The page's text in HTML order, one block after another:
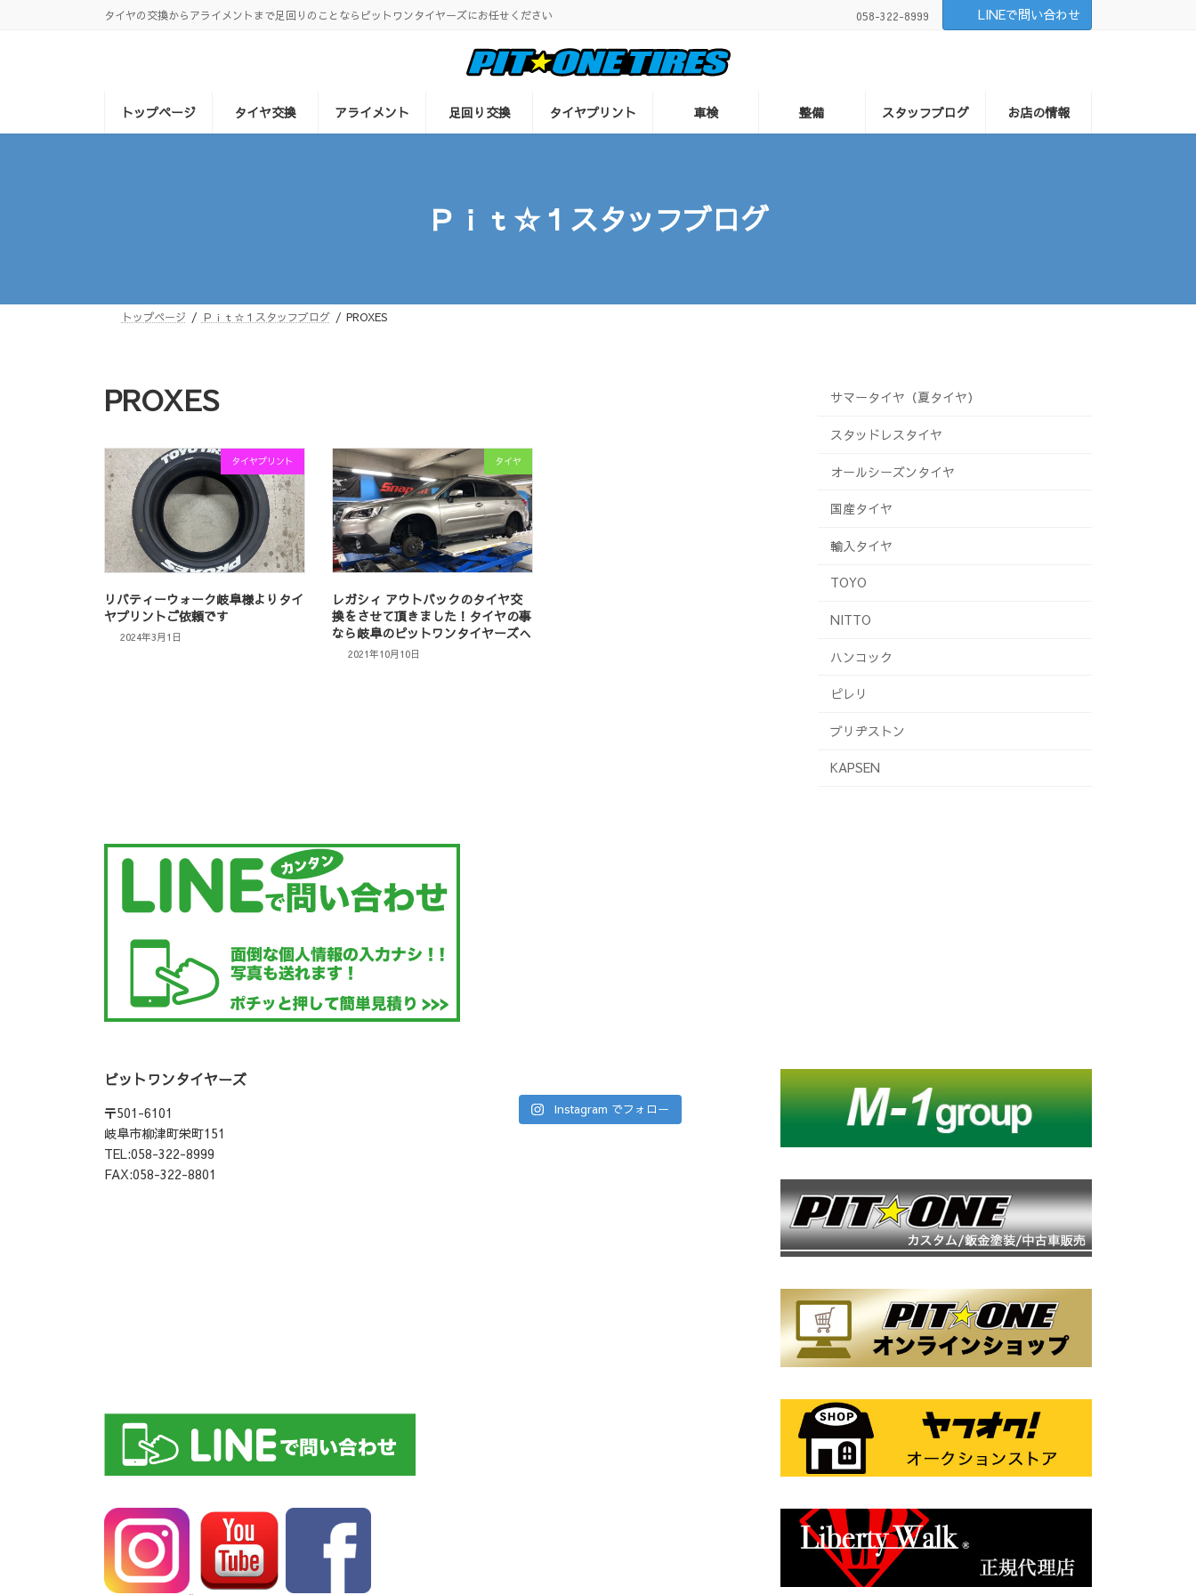
ス
ン
タイヤの交換からアライメントまで足回りのことならピットワンタイヤーズにお任せください 058-322-8999 LINEで問い合わせ
トップページ タイヤ交換 アライメント 足回り交換 タイヤプリント 車検 整備 スタッフブログ お店の情報
Ｐｉｔ☆１スタッフブログ
トップページ Ｐｉｔ☆１スタッフブログ PROXES
PROXES
タイヤプリント
リバティーウォーク岐阜様よりタイ
ヤプリントご依頼です
2024年3月1日
タイヤ
レガシィ アウトバックのタイヤ交
換をさせて頂きました！タイヤの事
なら岐阜のピットワンタイヤーズへ
2021年10月10日
サマータイヤ（夏タイヤ）
スタッドレスタイヤ
オールシーズンタイヤ
国産タイヤ
輸入タイヤ
TOYO
NITTO
ハンコック
ピレリ
ブリヂストン
KAPSEN
ピットワンタイヤーズ
〒501-6101
岐阜市柳津町栄町151
TEL:058-322-8999
FAX:058-322-8801
Instagram でフォロー